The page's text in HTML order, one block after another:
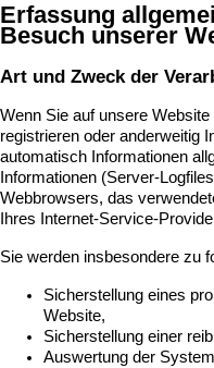
Erfassung
Besuch unserer
Art und Zweck der
Wenn Sie auf unsere
registrieren oder anderweitig
automatisch Informationen
Informationen (Server-
Webbrowsers, das
Ihres Internet-Service-
Sie werden insbesondere zu
Sicherstellung eines
Website,
Sicherstellung einer
Auswertung der